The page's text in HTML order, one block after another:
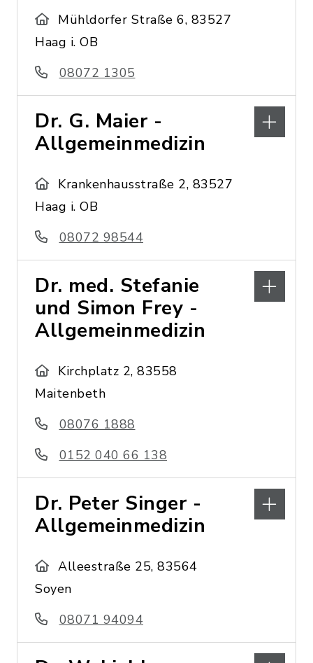
Mühldorfer Straße 6, 83527
Haag i. OB
08072 1305
Dr. G. Maier -
Allgemeinmedizin
Krankenhausstraße 2, 83527
Haag i. OB
08072 98544
Dr. med. Stefanie
und Simon Frey -
Allgemeinmedizin
Kirchplatz 2, 83558
Maitenbeth
08076 1888
0152 040 66 138
Dr. Peter Singer -
Allgemeinmedizin
Alleestraße 25, 83564
Soyen
08071 94094